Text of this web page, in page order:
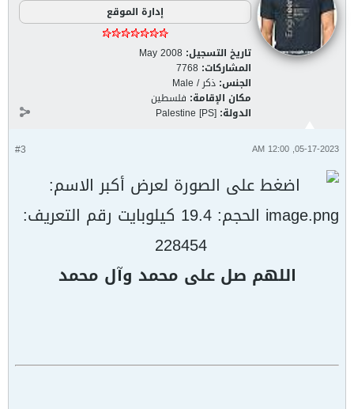
إدارة الموقع
تاريخ التسجيل: May 2008
المشاركات: 7768
الجنس: ذكر / Male
مكان الإقامة: فلسطين
الدولة: Palestine [PS]
#3 05-17-2023, 12:00 AM
اللهم صل على محمد وآل محمد